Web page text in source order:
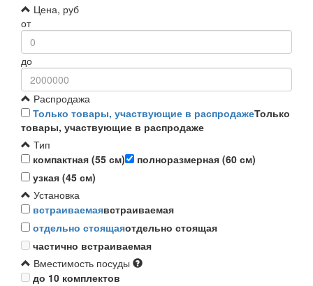
Цена, руб
от
до
Распродажа
Только товары, участвующие в распродажеТолько
товары, участвующие в распродаже
Тип
компактная (55 см)
полноразмерная (60 см)
узкая (45 см)
Установка
встраиваемаявстраиваемая
отдельно стоящаяотдельно стоящая
частично встраиваемая
Вместимость посуды
до 10 комплектов